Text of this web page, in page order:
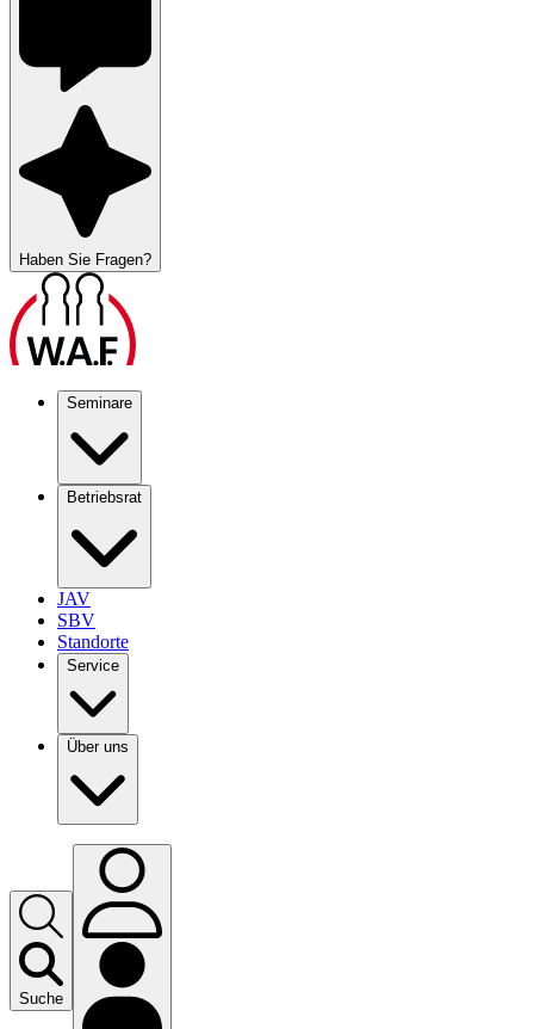
Haben Sie Fragen?
Seminare
Betriebsrat
JAV
SBV
Standorte
Service
Über uns
Suche